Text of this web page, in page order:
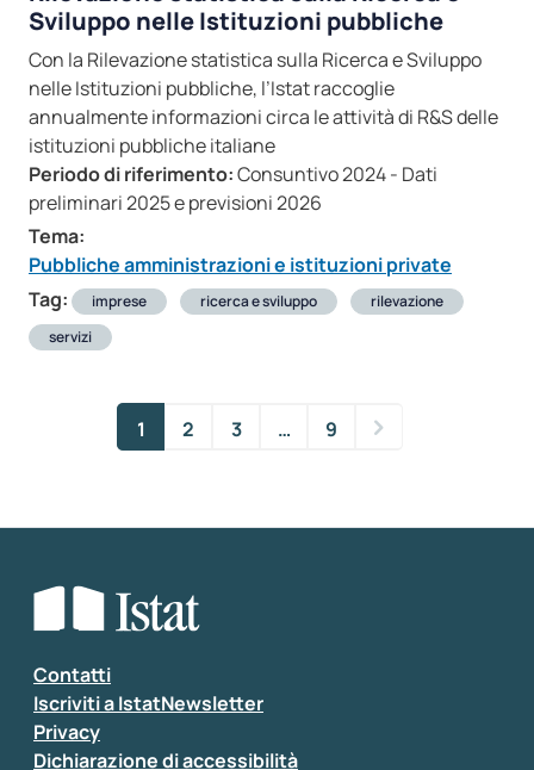
Sviluppo nelle Istituzioni pubbliche
Con la Rilevazione statistica sulla Ricerca e Sviluppo
nelle Istituzioni pubbliche, l’Istat raccoglie
annualmente informazioni circa le attività di R&S delle
istituzioni pubbliche italiane
Periodo di riferimento:Consuntivo 2024 - Dati
preliminari 2025 e previsioni 2026
Tema:
Pubbliche amministrazioni e istituzioni private
Tag:
imprese ricerca e sviluppo
rilevazione
servizi
1 2 3 … 9
Contatti
Iscriviti a IstatNewsletter
Privacy
Dichiarazione di accessibilità